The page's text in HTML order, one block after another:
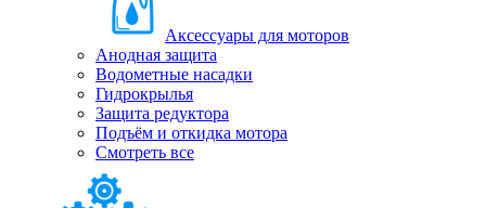
Аксессуары для моторов
Анодная защита
Водометные насадки
Гидрокрылья
Защита редуктора
Подъём и откидка мотора
Смотреть все